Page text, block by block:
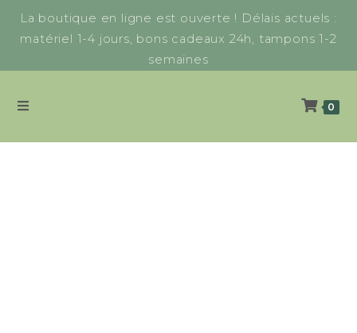
La boutique en ligne est ouverte ! Délais actuels :
matériel 1-4 jours, bons cadeaux 24h, tampons 1-2
semaines
0